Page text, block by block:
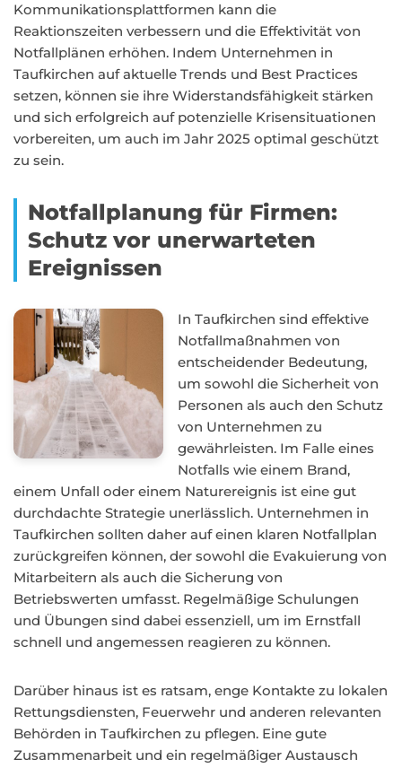
Kommunikationsplattformen kann die
Reaktionszeiten verbessern und die Effektivität von
Notfallplänen erhöhen. Indem Unternehmen in
Taufkirchen auf aktuelle Trends und Best Practices
setzen, können sie ihre Widerstandsfähigkeit stärken
und sich erfolgreich auf potenzielle Krisensituationen
vorbereiten, um auch im Jahr 2025 optimal geschützt
zu sein.
Notfallplanung für Firmen:
Schutz vor unerwarteten
Ereignissen
In Taufkirchen sind effektive
Notfallmaßnahmen von
entscheidender Bedeutung,
um sowohl die Sicherheit von
Personen als auch den Schutz
von Unternehmen zu
gewährleisten. Im Falle eines
Notfalls wie einem Brand,
einem Unfall oder einem Naturereignis ist eine gut
durchdachte Strategie unerlässlich. Unternehmen in
Taufkirchen sollten daher auf einen klaren Notfallplan
zurückgreifen können, der sowohl die Evakuierung von
Mitarbeitern als auch die Sicherung von
Betriebswerten umfasst. Regelmäßige Schulungen
und Übungen sind dabei essenziell, um im Ernstfall
schnell und angemessen reagieren zu können.
Darüber hinaus ist es ratsam, enge Kontakte zu lokalen
Rettungsdiensten, Feuerwehr und anderen relevanten
Behörden in Taufkirchen zu pflegen. Eine gute
Zusammenarbeit und ein regelmäßiger Austausch